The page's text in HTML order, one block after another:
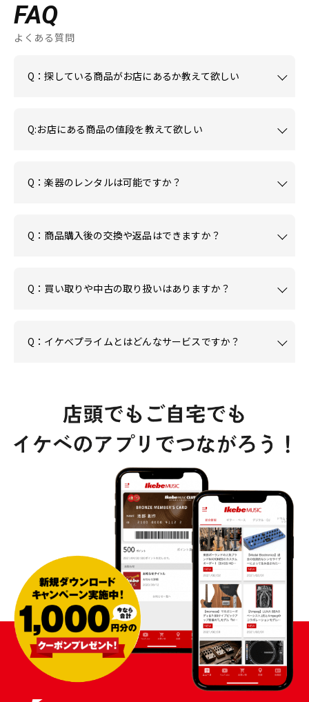
FAQ
よくある質問
Q：探している商品がお店にあるか教えて欲しい
Q:お店にある商品の値段を教えて欲しい
Q：楽器のレンタルは可能ですか？
Q：商品購入後の交換や返品はできますか？
Q：買い取りや中古の取り扱いはありますか？
Q：イケベプライムとはどんなサービスですか？